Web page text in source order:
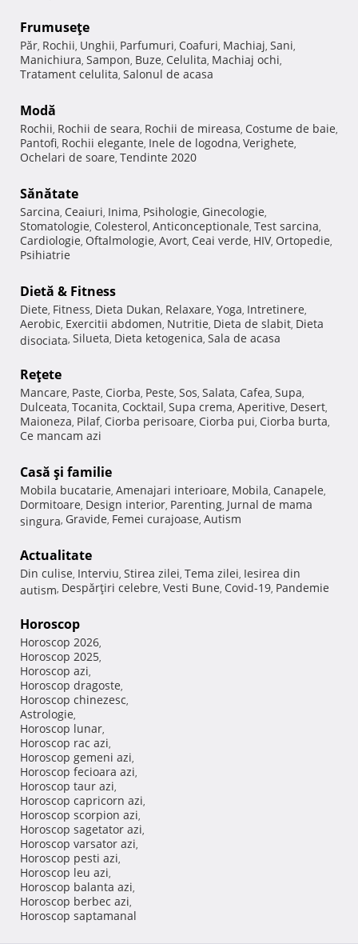
Frumuseţe
Păr, Rochii, Unghii, Parfumuri, Coafuri, Machiaj, Sani,
Manichiura, Sampon, Buze, Celulita, Machiaj ochi,
Tratament celulita, Salonul de acasa
Modă
Rochii, Rochii de seara, Rochii de mireasa, Costume de baie,
Pantofi, Rochii elegante, Inele de logodna, Verighete,
Ochelari de soare, Tendinte 2020
Sănătate
Sarcina, Ceaiuri, Inima, Psihologie, Ginecologie,
Stomatologie, Colesterol, Anticonceptionale, Test sarcina,
Cardiologie, Oftalmologie, Avort, Ceai verde, HIV, Ortopedie,
Psihiatrie
Dietă & Fitness
Diete, Fitness, Dieta Dukan, Relaxare, Yoga, Intretinere,
Aerobic, Exercitii abdomen, Nutritie, Dieta de slabit, Dieta
disociata, Silueta, Dieta ketogenica, Sala de acasa
Reţete
Mancare, Paste, Ciorba, Peste, Sos, Salata, Cafea, Supa,
Dulceata, Tocanita, Cocktail, Supa crema, Aperitive, Desert,
Maioneza, Pilaf, Ciorba perisoare, Ciorba pui, Ciorba burta,
Ce mancam azi
Casă şi familie
Mobila bucatarie, Amenajari interioare, Mobila, Canapele,
Dormitoare, Design interior, Parenting, Jurnal de mama
singura, Gravide, Femei curajoase, Autism
Actualitate
Din culise, Interviu, Stirea zilei, Tema zilei, Iesirea din
autism, Despărţiri celebre, Vesti Bune, Covid-19, Pandemie
Horoscop
Horoscop 2026,
Horoscop 2025,
Horoscop azi,
Horoscop dragoste,
Horoscop chinezesc,
Astrologie,
Horoscop lunar,
Horoscop rac azi,
Horoscop gemeni azi,
Horoscop fecioara azi,
Horoscop taur azi,
Horoscop capricorn azi,
Horoscop scorpion azi,
Horoscop sagetator azi,
Horoscop varsator azi,
Horoscop pesti azi,
Horoscop leu azi,
Horoscop balanta azi,
Horoscop berbec azi,
Horoscop saptamanal